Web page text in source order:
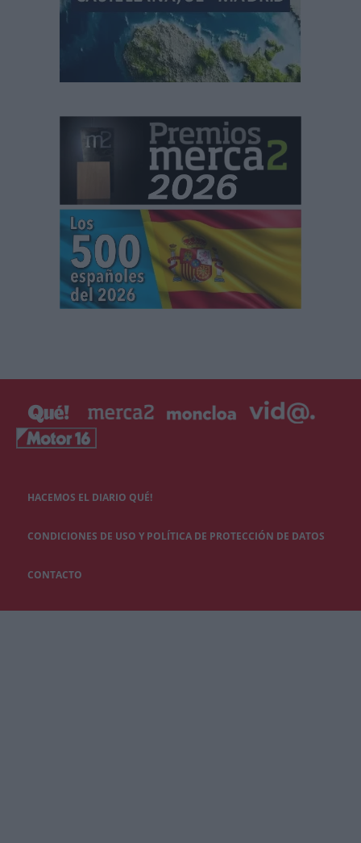
HACEMOS EL DIARIO QUÉ!
CONDICIONES DE USO Y POLÍTICA DE PROTECCIÓN DE DATOS
CONTACTO